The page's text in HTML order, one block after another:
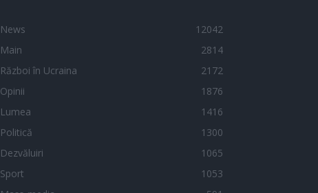
News
12042
Main
2814
Război în Ucraina
2172
Opinii
1876
Lumea
1416
Politică
1300
Dezvăluiri
1065
Sport
1053